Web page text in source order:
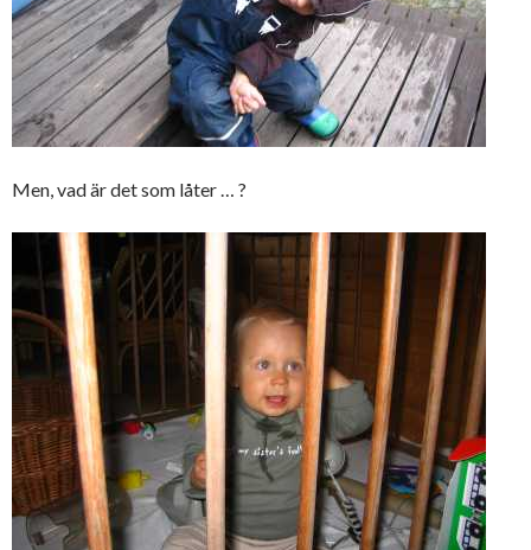
Men, vad är det som låter … ?